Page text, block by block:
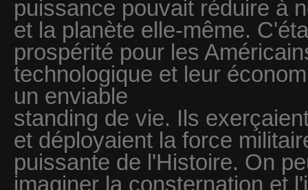
puissance pouvait réduire à
et la planète elle-même.
prospérité pour les
technologique et leur
un enviable
standing de vie. Ils
et déployaient la force
puissante de l'Histoire. On
imaginer la consternation et